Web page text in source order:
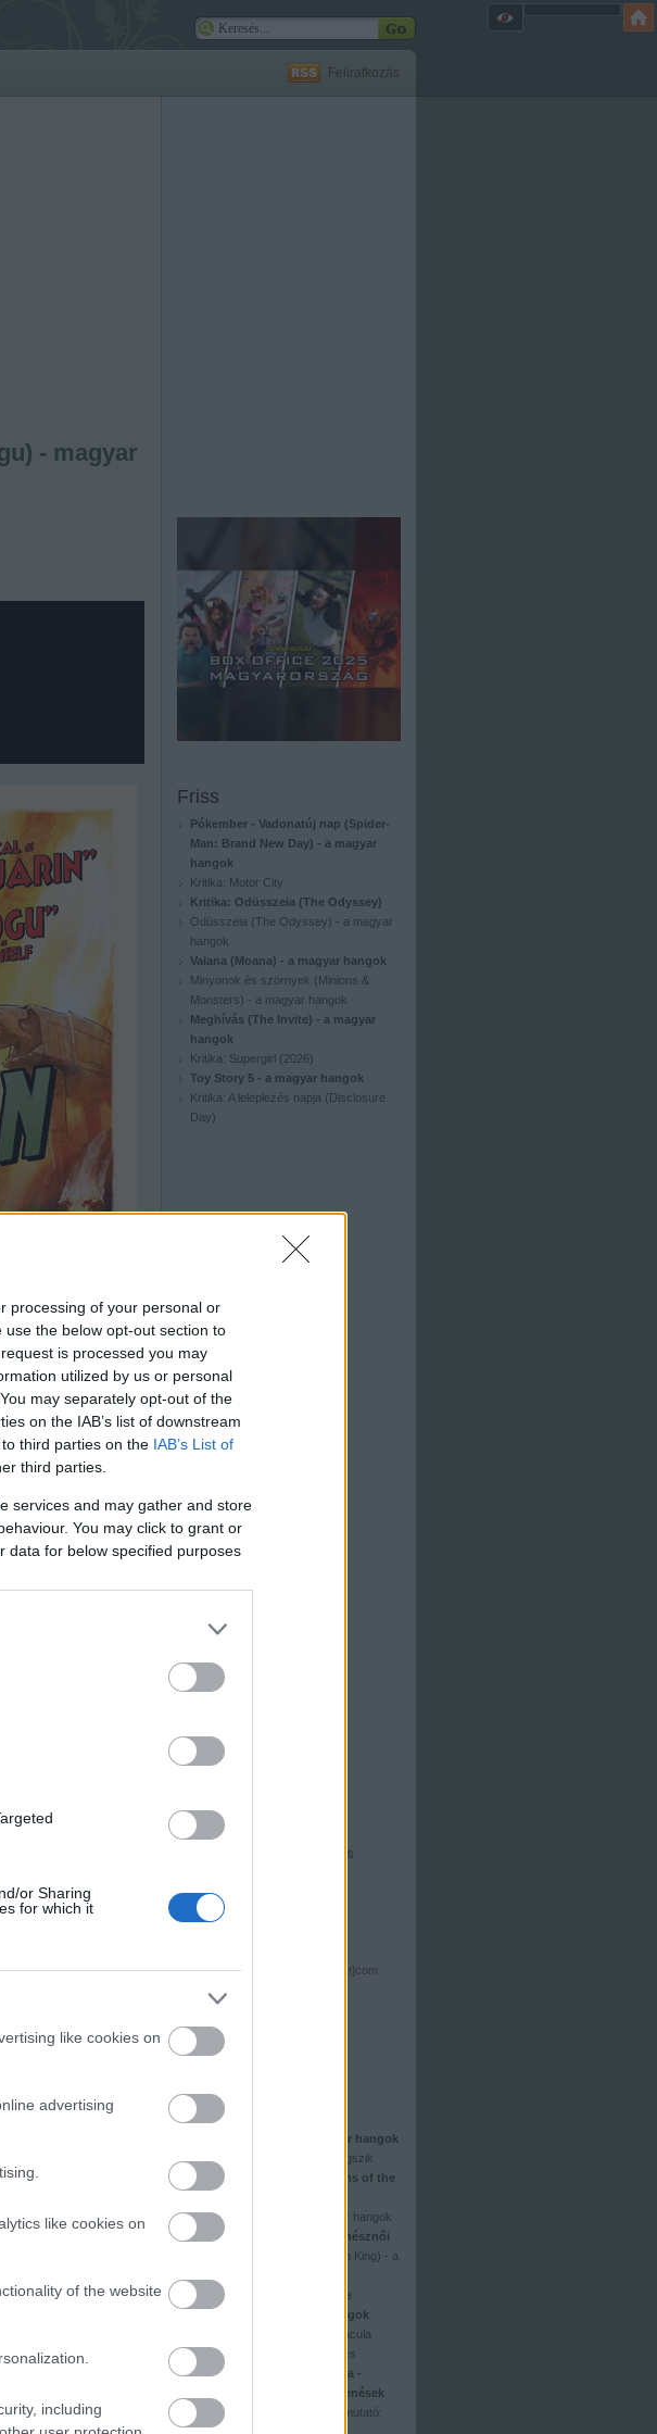
processing of your personal or
the below opt-out section to
is processed you may
utilized by us or personal
may separately opt-out of the
on the IAB’s list of downstream
third parties on the IAB’s List of
third parties.
services and may gather and store
You may click to grant or
data for below specified purposes
or Sharing
for which it
like cookies on
advertising
like cookies on
of the website
including
Feliratkozás
- magyar
Friss
Pókember - Vadonatúj nap (Spider-
Man: Brand New Day) - a magyar
hangok
Kritika: Motor City
Kritika: Odüsszeia (The Odyssey)
Odüsszeia (The Odyssey) - a magyar
hangok
Vaiana (Moana) - a magyar hangok
Minyonok és szörnyek (Minions &
Monsters) - a magyar hangok
Meghívás (The Invite) - a magyar
hangok
Kritika: Supergirl (2026)
Toy Story 5 - a magyar hangok
Kritika: A leleplezés napja (Disclosure
Day)
dvdnewshu[kukac]gmail[pont]com
Top 10
Aladdin (2019) - a magyar hangok
A Terminátor másképp öregszik
A galaxis őrzői (Guardians of the
Vaiana (Moana) - a magyar hangok
Top 10: 2016 legjobb színésznői
Az oroszlánkirály (The Lion King) - a
A kis hableány (The Little
Mermaid) - a magyar hangok
Az ismeretlen Drakula (Dracula
Untold) - 2. magyar előzetes
Star Wars: Skywalker kora -
amerikai DVD/BD megjelenések
Suicide Squad-karakterbemutató: